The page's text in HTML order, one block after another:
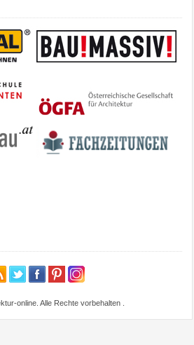
online. Alle Rechte vorbehalten .